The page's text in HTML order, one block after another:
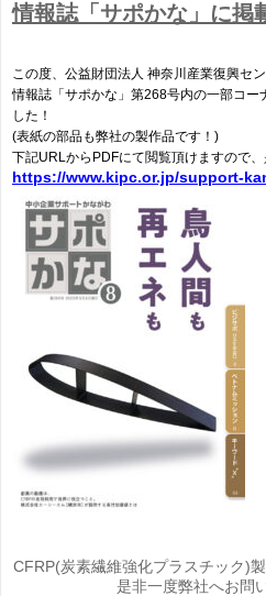
情報誌「サポかな」に掲
この度、公益財団法人 神奈川産業復興セ
情報誌「サポかな」第268号内の一部コー
した！
(表紙の部品も弊社の製作品です！)
下記URLからPDFにて閲覧頂けますので、
https://www.kipc.or.jp/support-
CFRP(炭素繊維強化プラスチック)
是非一度弊社へお問